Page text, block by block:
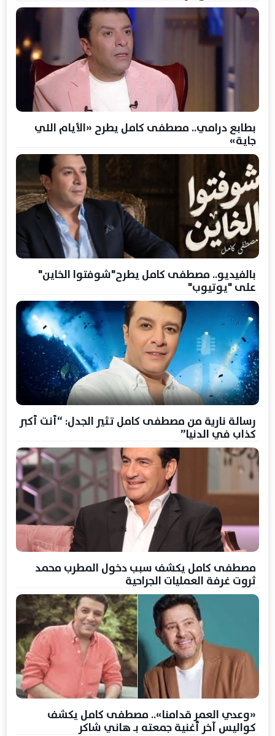
بطابع درامي.. مصطفى كامل يطرح «الأيام اللي
جاية»
بالفيديو.. مصطفى كامل يطرح"شوفتوا الخاين"
على "يوتيوب"
رسالة نارية من مصطفى كامل تثير الجدل: “أنت أكبر
كذاب في الدنيا”
مصطفى كامل يكشف سبب دخول المطرب محمد
ثروت غرفة العمليات الجراحية
«وعدي العمر قدامنا».. مصطفى كامل يكشف
كواليس آخر أغنية جمعته بـ هاني شاكر